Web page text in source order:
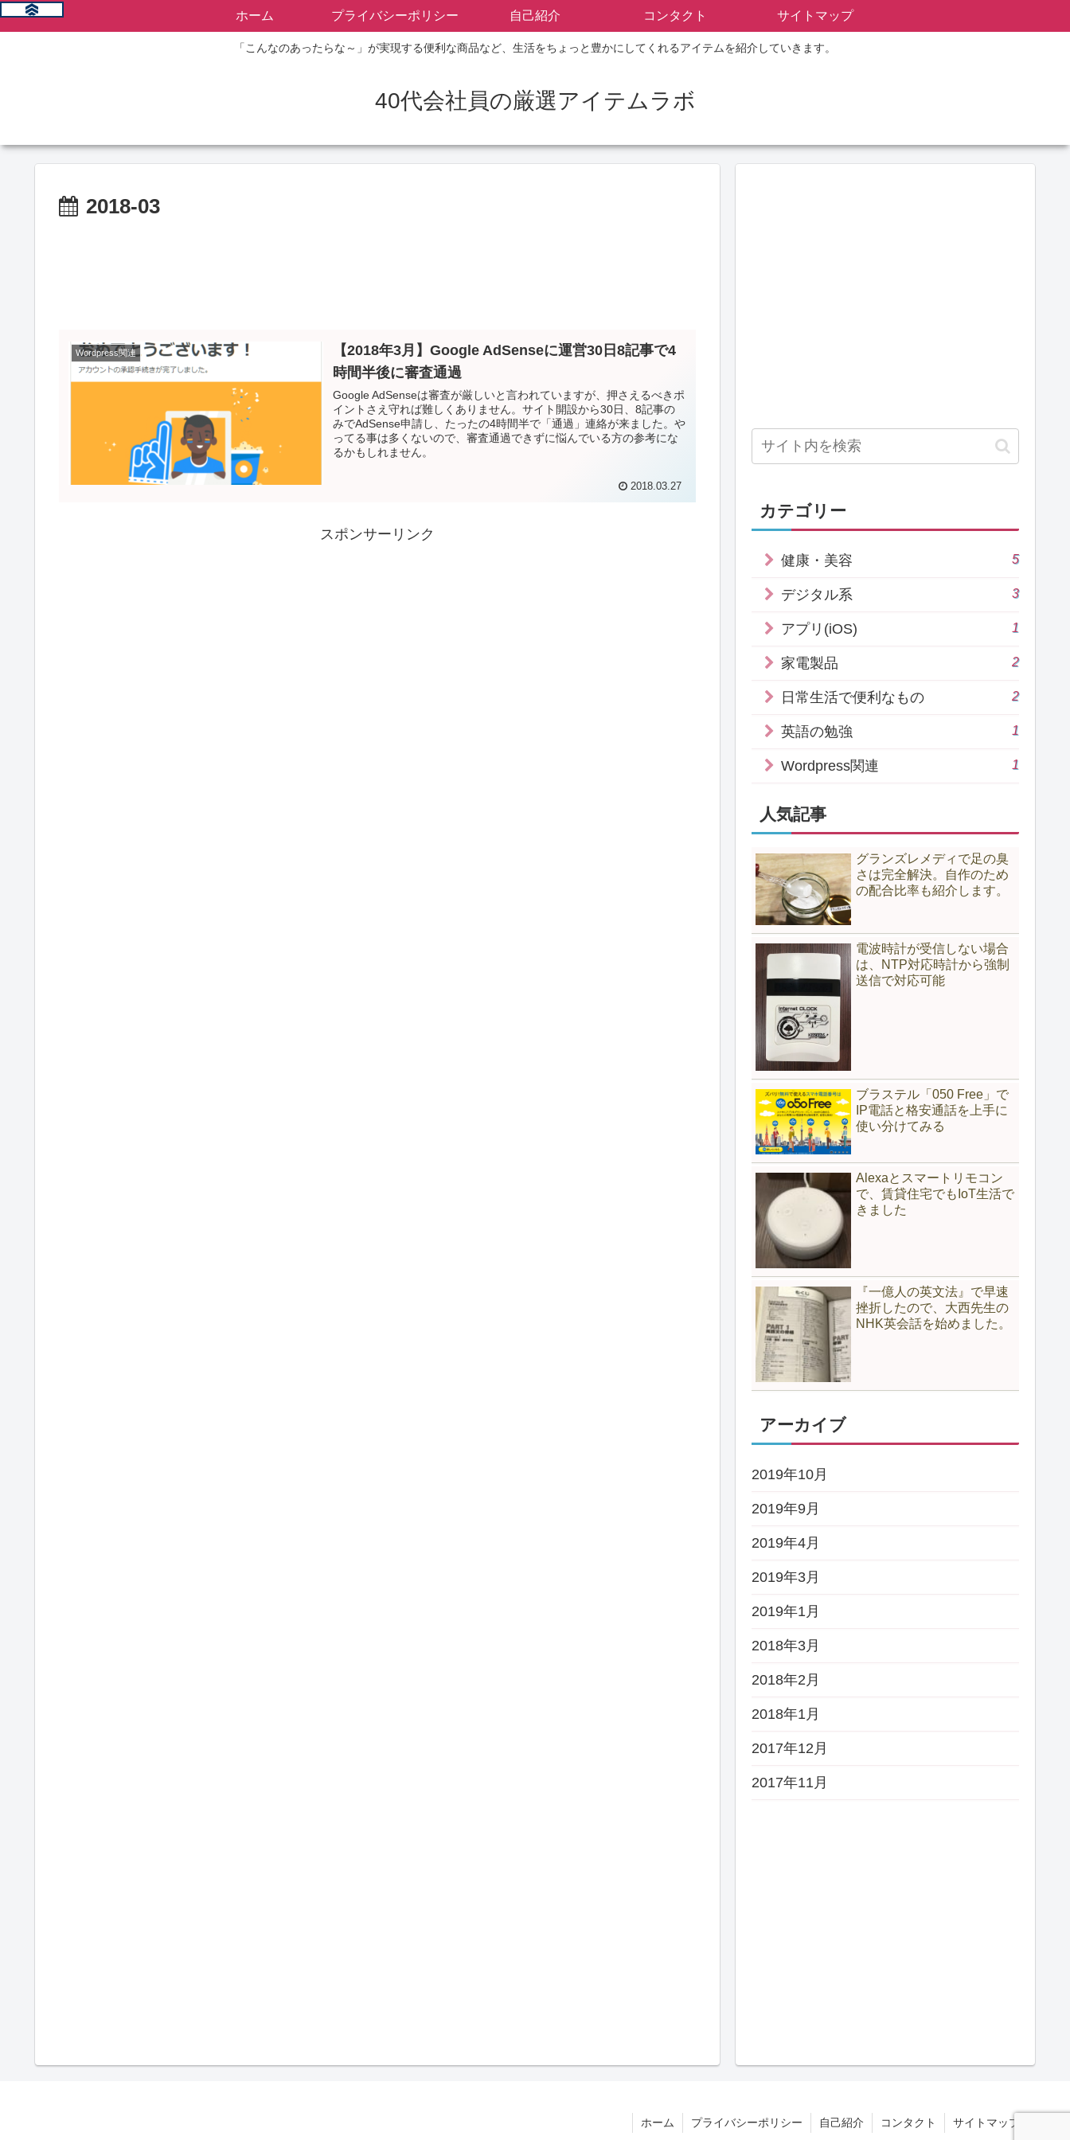
「こんなのあったらな～」が実現する便利な商品など、生活をちょっと豊かにしてくれるアイテムを紹介していきます。
40代会社員の厳選アイテムラボ
ホーム プライバシーポリシー 自己紹介 コンタクト サイトマップ
2018-03
Wordpress関連
【2018年3月】Google AdSenseに運営30日8記事で4
時間半後に審査通過
Google AdSenseは審査が厳しいと言われていますが、押さえるべきポ
イントさえ守れば難しくありません。サイト開設から30日、8記事の
みでAdSense申請し、たったの4時間半で「通過」連絡が来ました。や
ってる事は多くないので、審査通過できずに悩んでいる方の参考にな
るかもしれません。
2018.03.27
スポンサーリンク
カテゴリー
健康・美容 5
デジタル系 3
アプリ(iOS) 1
家電製品 2
日常生活で便利なもの 2
英語の勉強 1
Wordpress関連 1
人気記事
グランズレメディで足の臭
さは完全解決。自作のため
の配合比率も紹介します。
電波時計が受信しない場合
は、NTP対応時計から強制
送信で対応可能
ブラステル「050 Free」で
IP電話と格安通話を上手に
使い分けてみる
Alexaとスマートリモコン
で、賃貸住宅でもIoT生活で
きました
『一億人の英文法』で早速
挫折したので、大西先生の
NHK英会話を始めました。
アーカイブ
2019年10月
2019年9月
2019年4月
2019年3月
2019年1月
2018年3月
2018年2月
2018年1月
2017年12月
2017年11月
ホーム プライバシーポリシー 自己紹介 コンタクト サイトマップ